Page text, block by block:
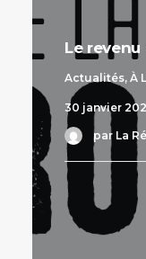
Le
Actualités, À
30 janvier
par La